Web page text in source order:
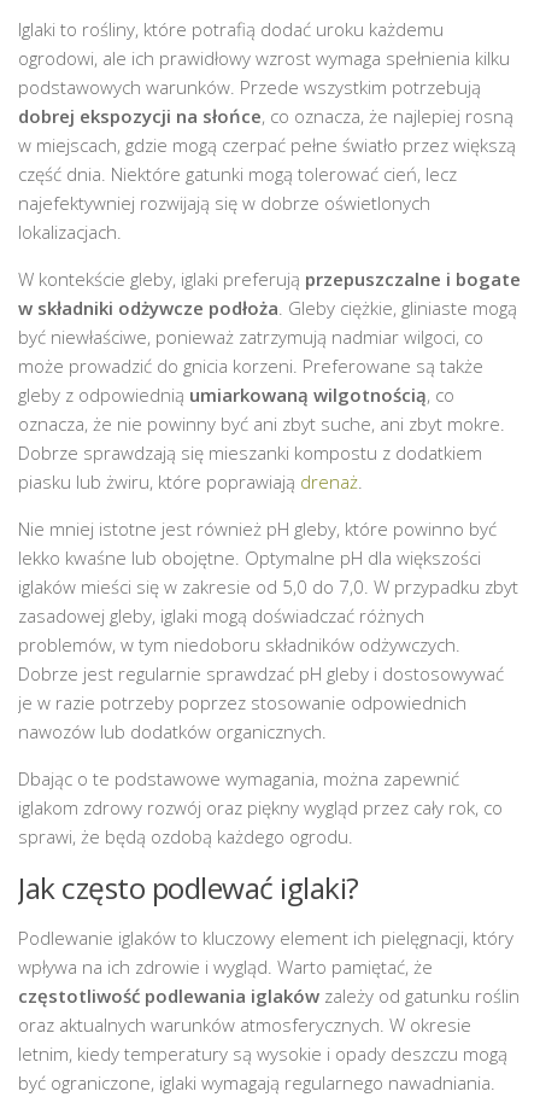
Iglaki to rośliny, które potrafią dodać uroku każdemu
ogrodowi, ale ich prawidłowy wzrost wymaga spełnienia kilku
podstawowych warunków. Przede wszystkim potrzebują
dobrej ekspozycji na słońce, co oznacza, że najlepiej rosną
w miejscach, gdzie mogą czerpać pełne światło przez większą
część dnia. Niektóre gatunki mogą tolerować cień, lecz
najefektywniej rozwijają się w dobrze oświetlonych
lokalizacjach.
W kontekście gleby, iglaki preferują przepuszczalne i bogate
w składniki odżywcze podłoża . Gleby ciężkie, gliniaste mogą
być niewłaściwe, ponieważ zatrzymują nadmiar wilgoci, co
może prowadzić do gnicia korzeni. Preferowane są także
gleby z odpowiednią umiarkowaną wilgotnością, co
oznacza, że nie powinny być ani zbyt suche, ani zbyt mokre.
Dobrze sprawdzają się mieszanki kompostu z dodatkiem
piasku lub żwiru, które poprawiają drenaż
Nie mniej istotne jest również pH gleby, które powinno być
lekko kwaśne lub obojętne. Optymalne pH dla większości
iglaków mieści się w zakresie od 5,0 do 7,0. W przypadku zbyt
zasadowej gleby, iglaki mogą doświadczać różnych
problemów, w tym niedoboru składników odżywczych.
Dobrze jest regularnie sprawdzać pH gleby i dostosowywać
je w razie potrzeby poprzez stosowanie odpowiednich
nawozów lub dodatków organicznych.
Dbając o te podstawowe wymagania, można zapewnić
iglakom zdrowy rozwój oraz piękny wygląd przez cały rok, co
sprawi, że będą ozdobą każdego ogrodu.
Jak często podlewać iglaki?
Podlewanie iglaków to kluczowy element ich pielęgnacji, który
wpływa na ich zdrowie i wygląd. Warto pamiętać, że
częstotliwość podlewania iglaków zależy od gatunku roślin
oraz aktualnych warunków atmosferycznych. W okresie
letnim, kiedy temperatury są wysokie i opady deszczu mogą
być ograniczone, iglaki wymagają regularnego nawadniania.